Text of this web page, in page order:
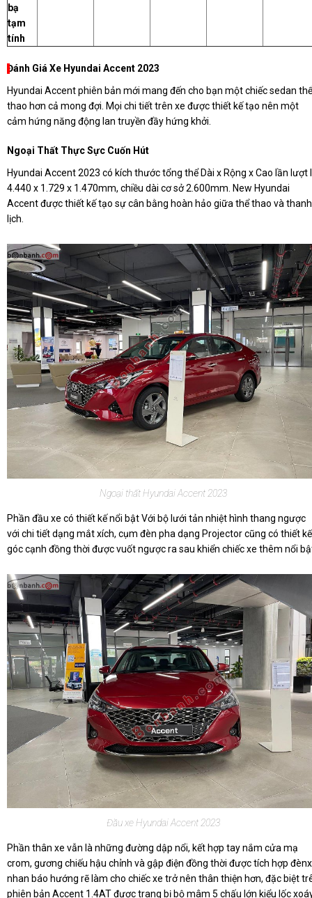
bạ
tạm
tính
Đánh Giá Xe Hyundai Accent 2023
Hyundai Accent phiên bản mới mang đến cho bạn một chiếc sedan thể
thao hơn cả mong đợi. Mọi chi tiết trên xe được thiết kế tạo nên một
cảm hứng năng động lan truyền đầy hứng khởi.
Ngoại Thất Thực Sực Cuốn Hút
Hyundai Accent 2023 có kích thước tổng thể Dài x Rộng x Cao lần lượt
4.440 x 1.729 x 1.470mm, chiều dài cơ sở 2.600mm. New Hyundai
Accent được thiết kế tạo sự cân bằng hoàn hảo giữa thể thao và thanh
lịch.
Ngoại thất Hyundai Accent 2023
Phần đầu xe có thiết kế nổi bật Với bộ lưới tản nhiệt hình thang ngược
với chi tiết dạng mắt xích, cụm đèn pha dạng Projector cũng có thiết kế
góc cạnh đồng thời được vuốt ngược ra sau khiển chiếc xe thêm nổi
Đầu xe Hyundai Accent 2023
Phần thân xe vẫn là những đường dập nổi, kết hợp tay nắm cửa mạ
crom, gương chiếu hậu chỉnh và gập điện đồng thời được tích hợp
nhan báo hướng rẽ làm cho chiếc xe trở nên thân thiện hơn, đặc biệt
phiên bản Accent 1.4AT được trang bị bộ mâm 5 chấu lớn kiểu lốc